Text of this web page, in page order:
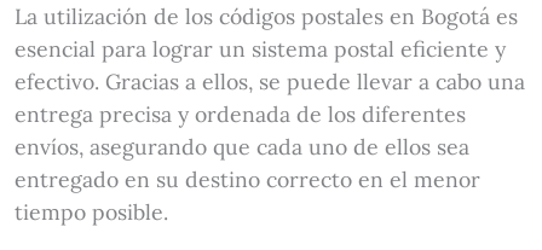
La utilización de los códigos postales en Bogotá es
esencial para lograr un sistema postal eficiente y
efectivo. Gracias a ellos, se puede llevar a cabo una
entrega precisa y ordenada de los diferentes
envíos, asegurando que cada uno de ellos sea
entregado en su destino correcto en el menor
tiempo posible.